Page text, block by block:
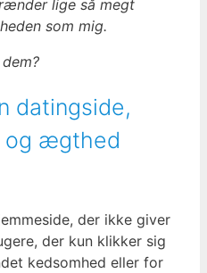
lige så megt
som mig.
datingside,
ægthed
der ikke giver
der kun klikker sig
kedsomhed eller for